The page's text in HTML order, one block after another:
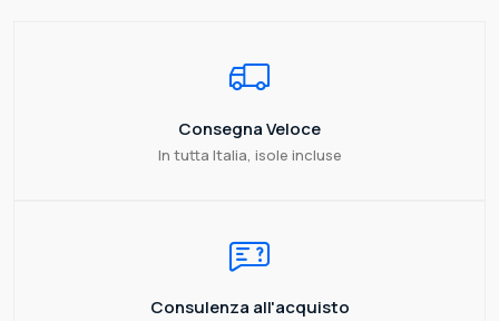
Consegna Veloce
In tutta Italia, isole incluse
Consulenza all'acquisto